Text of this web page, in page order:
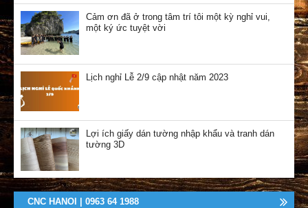
Cảm ơn đã ở trong tâm trí tôi một kỳ nghỉ vui,
một ký ức tuyệt vời
Lịch nghỉ Lễ 2/9 cập nhật năm 2023
Lợi ích giấy dán tường nhập khẩu và tranh dán
tường 3D
CNC HANOI | 0963 64 1988